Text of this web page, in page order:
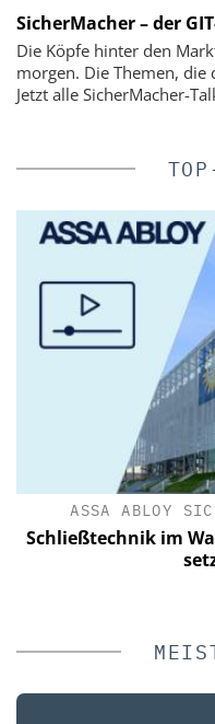
SicherMacher – der
Die Köpfe hinter den
morgen. Die Themen, die
Jetzt alle SicherMacher-
ASSA ABLOY
Schließtechnik im